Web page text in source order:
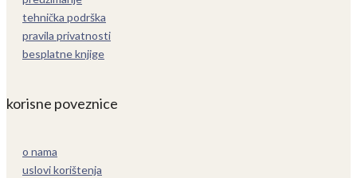
tehnička podrška
pravila privatnosti
besplatne knjige
korisne poveznice
o nama
uslovi korištenja